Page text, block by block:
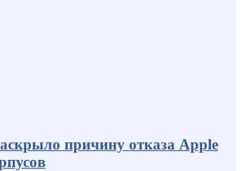
причину отказа Apple